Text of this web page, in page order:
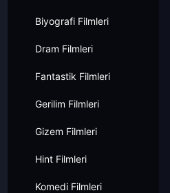
Biyografi Filmleri
Dram Filmleri
Fantastik Filmleri
Gerilim Filmleri
Gizem Filmleri
Hint Filmleri
Komedi Filmleri